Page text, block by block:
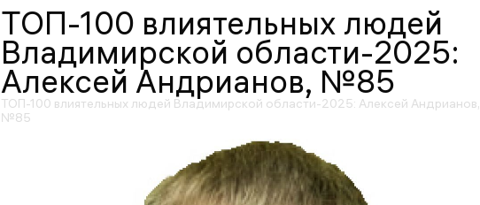
ТОП-100 влиятельных людей
Владимирской области-2025:
Алексей Андрианов, №85
ТОП-100 влиятельных людей Владимирской области-2025: Алексей Андрианов,
№85